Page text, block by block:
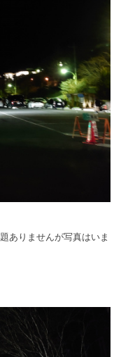
ありませんが写真はいま